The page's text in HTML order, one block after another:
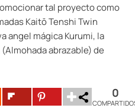
tal proyecto como
Kaitō Tenshi Twin
angel mágica Kurumi, la
abrazable) de
0